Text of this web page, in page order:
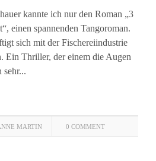
kannte ich nur den Roman „3
einen spannenden Tangoroman.
sich mit der Fischereiindustrie
Ein Thriller, der einem die Augen
sehr...
MARTIN 0 COMMENT